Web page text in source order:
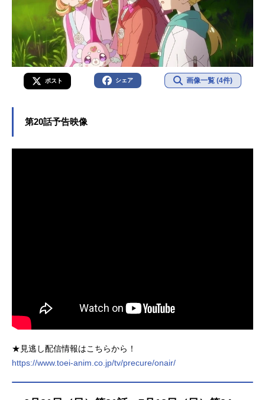
ポスト シェア 画像一覧 (4件)
第20話予告映像
★見逃し配信情報はこちらから！
https://www.toei-anim.co.jp/tv/precure/onair/